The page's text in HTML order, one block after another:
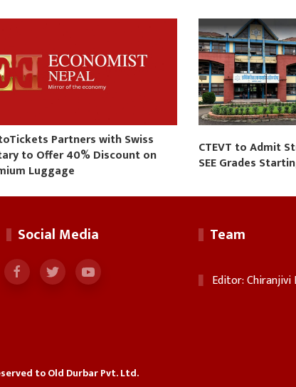
Partners with Swiss
to Offer 40% Discount on
Luggage
CTEVT to Admit
SEE Grades
Social Media Team
Editor:
to Old Durbar Pvt. Ltd.